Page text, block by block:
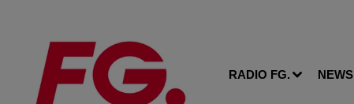
RADIO FG. NEWS